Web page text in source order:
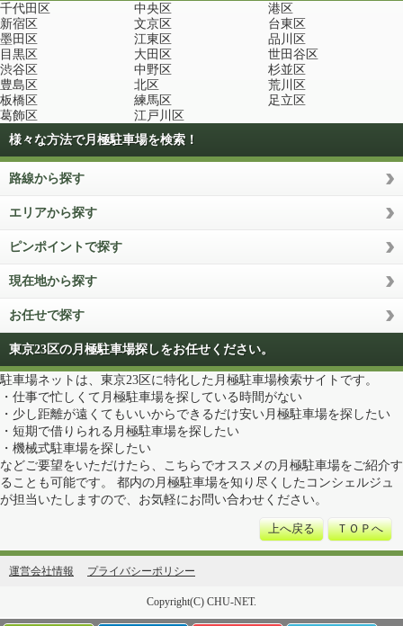
千代田区 中央区
港区
新宿区
文京区
台東区
墨田区
江東区
品川区
目黒区
大田区
世田谷区
渋谷区
中野区
杉並区
豊島区
北区
荒川区
板橋区
練馬区
足立区
葛飾区
江戸川区
様々な方法で月極駐車場を検索！
路線から探す
エリアから探す
ピンポイントで探す
現在地から探す
お任せで探す
東京23区の月極駐車場探しをお任せください。
駐車場ネットは、東京23区に特化した月極駐車場検索サイトです。
・仕事で忙しくて月極駐車場を探している時間がない
・少し距離が遠くてもいいからできるだけ安い月極駐車場を探したい
・短期で借りられる月極駐車場を探したい
・機械式駐車場を探したい
などご要望をいただけたら、こちらでオススメの月極駐車場をご紹介す
ることも可能です。 都内の月極駐車場を知り尽くしたコンシェルジュ
が担当いたしますので、お気軽にお問い合わせください。
上へ戻る ＴＯＰへ
運営会社情報 プライバシーポリシー
Copyright(C) CHU-NET.